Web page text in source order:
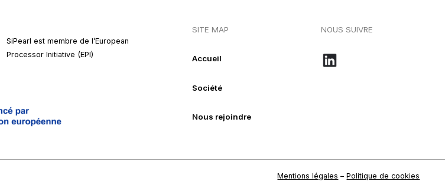
SiPearl est membre de l’European
Processor Initiative (EPI)
SITE MAP
Accueil
Société
Nous rejoindre
NOUS SUIVRE
Mentions légales –Politique de cookies